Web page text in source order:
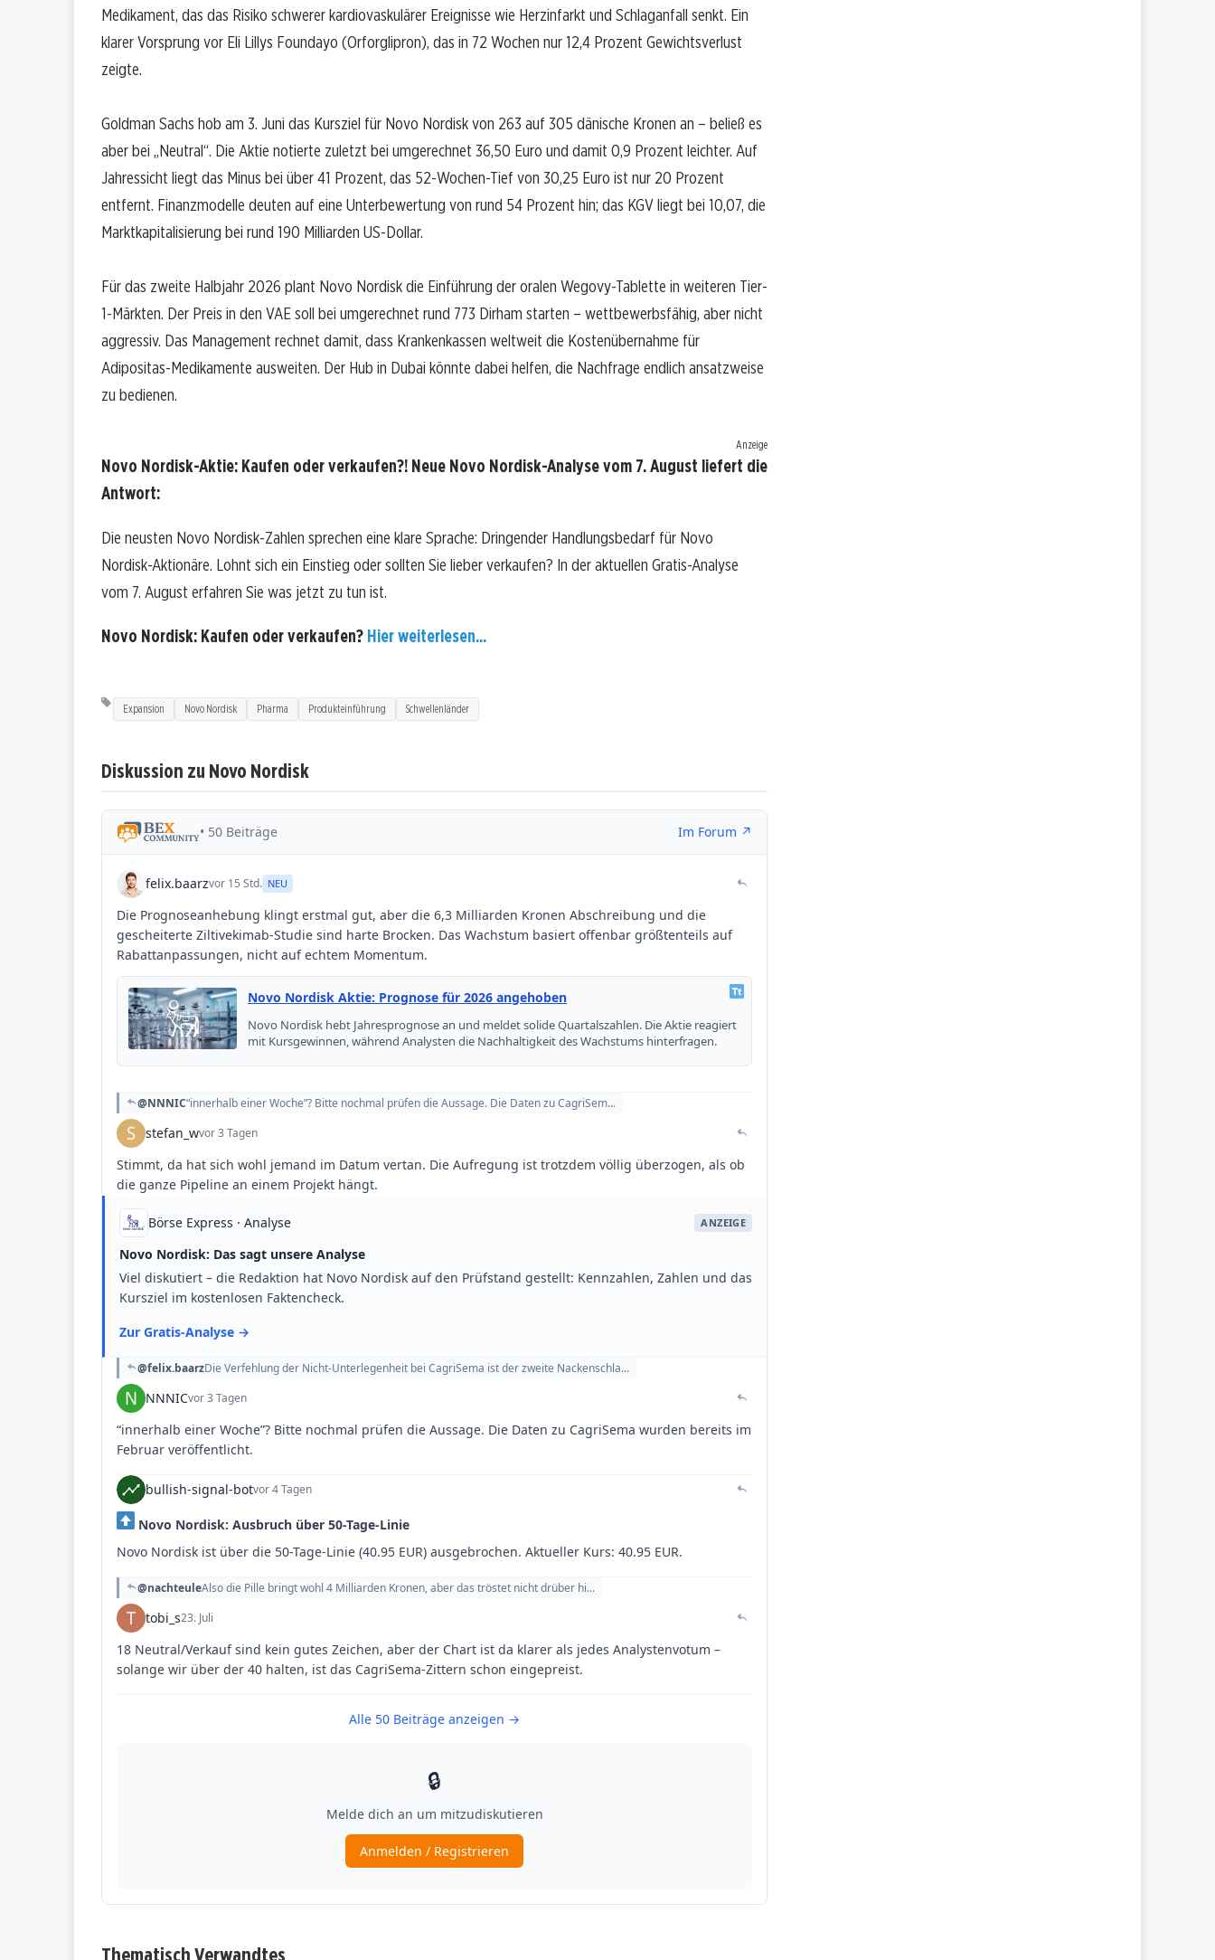
Medikament, das das Risiko schwerer kardiovaskulärer Ereignisse wie Herzinfarkt und Schlaganfall senkt. Ein
klarer Vorsprung vor Eli Lillys Foundayo (Orforglipron), das in 72 Wochen nur 12,4 Prozent Gewichtsverlust
zeigte.
Goldman Sachs hob am 3. Juni das Kursziel für Novo Nordisk von 263 auf 305 dänische Kronen an – beließ es
aber bei „Neutral“. Die Aktie notierte zuletzt bei umgerechnet 36,50 Euro und damit 0,9 Prozent leichter. Auf
Jahressicht liegt das Minus bei über 41 Prozent, das 52-Wochen-Tief von 30,25 Euro ist nur 20 Prozent
entfernt. Finanzmodelle deuten auf eine Unterbewertung von rund 54 Prozent hin; das KGV liegt bei 10,07, die
Marktkapitalisierung bei rund 190 Milliarden US-Dollar.
Für das zweite Halbjahr 2026 plant Novo Nordisk die Einführung der oralen Wegovy-Tablette in weiteren Tier-
1-Märkten. Der Preis in den VAE soll bei umgerechnet rund 773 Dirham starten – wettbewerbsfähig, aber nicht
aggressiv. Das Management rechnet damit, dass Krankenkassen weltweit die Kostenübernahme für
Adipositas-Medikamente ausweiten. Der Hub in Dubai könnte dabei helfen, die Nachfrage endlich ansatzweise
zu bedienen.
Anzeige
Novo Nordisk-Aktie: Kaufen oder verkaufen?! Neue Novo Nordisk-Analyse vom 7. August liefert die
Antwort:
Die neusten Novo Nordisk-Zahlen sprechen eine klare Sprache: Dringender Handlungsbedarf für Novo
Nordisk-Aktionäre. Lohnt sich ein Einstieg oder sollten Sie lieber verkaufen? In der aktuellen Gratis-Analyse
vom 7. August erfahren Sie was jetzt zu tun ist.
Novo Nordisk: Kaufen oder verkaufen? Hier weiterlesen...
Expansion Novo Nordisk Pharma Produkteinführung Schwellenländer
Diskussion zu Novo Nordisk
Thematisch Verwandtes